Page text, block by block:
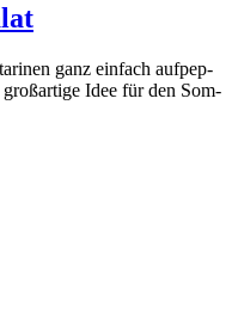
ganz ein­fach auf­pep­
groß­ar­ti­ge Idee für den Som­